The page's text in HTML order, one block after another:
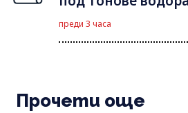
преди 3 часа
Прочети още